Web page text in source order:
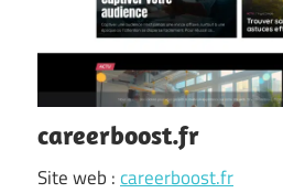
careerboost.fr
Site web :careerboost.fr